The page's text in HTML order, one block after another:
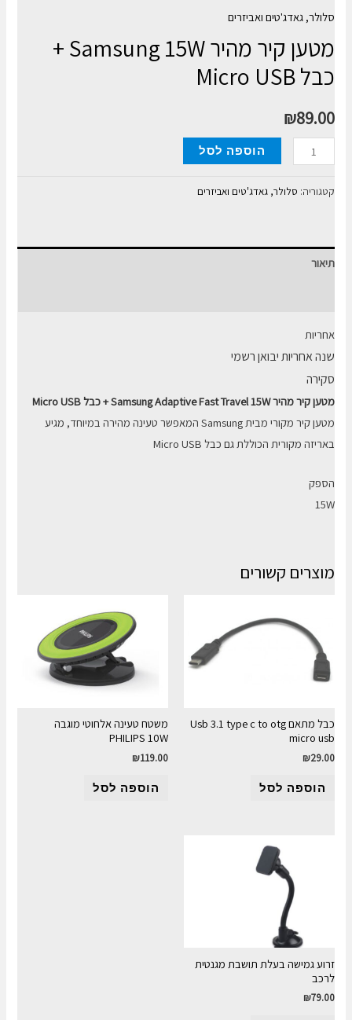
סלולר, גאדג'טים ואביזרים
מטען קיר מהיר Samsung 15W +
כבל Micro USB
₪89.00
כמות
של
מטען
Samsung
Micro
USB
הוספה לסל
קטגוריה: סלולר, גאדג'טים ואביזרים
תיאור
אחריות
שנה אחריות יבואן רשמי
סקירה
מטען קיר מהיר Samsung Adaptive Fast Travel 15W + כבל Micro USB
מטען קיר מקורי מבית Samsung המאפשר טעינה מהירה במיוחד, מגיע
באריזה מקורית הכוללת גם כבל Micro USB
הספק
15W
מוצרים קשורים
כבל מתאם Usb 3.1 type c to otg
micro usb
₪29.00
הוספה לסל
משטח טעינה אלחוטי מוגבה
PHILIPS 10W
₪119.00
הוספה לסל
זרוע גמישה בעלת תושבת מגנטית
לרכב
₪79.00